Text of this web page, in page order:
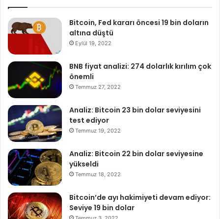
Bitcoin, Fed kararı öncesi 19 bin doların
altına düştü
Eylül 19, 2022
BNB fiyat analizi: 274 dolarlık kırılım çok
önemli
Temmuz 27, 2022
Analiz: Bitcoin 23 bin dolar seviyesini
test ediyor
Temmuz 19, 2022
Analiz: Bitcoin 22 bin dolar seviyesine
yükseldi
Temmuz 18, 2022
Bitcoin’de ayı hakimiyeti devam ediyor:
Seviye 19 bin dolar